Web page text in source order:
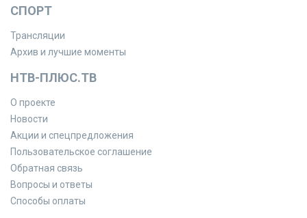
СПОРТ
Трансляции
Архив и лучшие моменты
НТВ-ПЛЮС.ТВ
О проекте
Новости
Акции и спецпредложения
Пользовательское соглашение
Обратная связь
Вопросы и ответы
Способы оплаты